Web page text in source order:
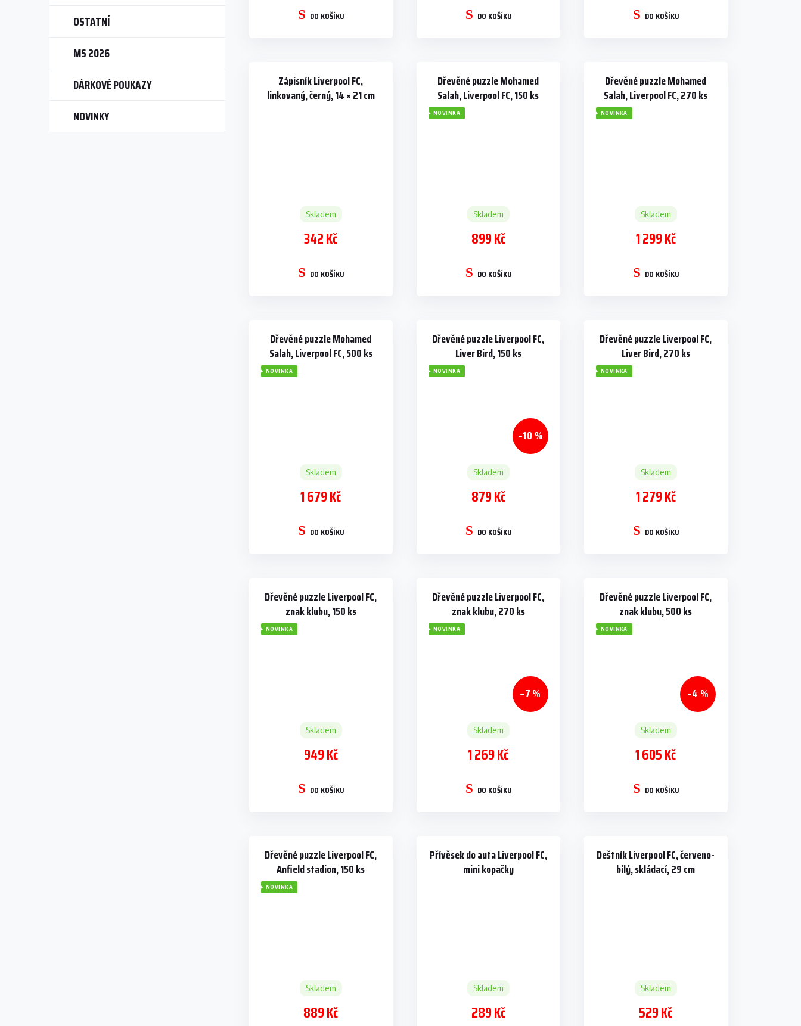
OSTATNÍ
MS 2026
DÁRKOVÉ POUKAZY
NOVINKY
DO KOŠÍKU DO KOŠÍKU DO KOŠÍKU
Zápisník Liverpool FC,
linkovaný, černý, 14 × 21 cm
Skladem
342 Kč
DO KOŠÍKU
Dřevěné puzzle Mohamed
Salah, Liverpool FC, 150 ks
NOVINKA
Skladem
899 Kč
DO KOŠÍKU
Dřevěné puzzle Mohamed
Salah, Liverpool FC, 270 ks
NOVINKA
Skladem
1 299 Kč
DO KOŠÍKU
Dřevěné puzzle Mohamed
Salah, Liverpool FC, 500 ks
NOVINKA
Skladem
1 679 Kč
DO KOŠÍKU
Dřevěné puzzle Liverpool FC,
Liver Bird, 150 ks
NOVINKA
–10 %
Skladem
879 Kč
DO KOŠÍKU
Dřevěné puzzle Liverpool FC,
Liver Bird, 270 ks
NOVINKA
Skladem
1 279 Kč
DO KOŠÍKU
Dřevěné puzzle Liverpool FC,
znak klubu, 150 ks
NOVINKA
Skladem
949 Kč
DO KOŠÍKU
Dřevěné puzzle Liverpool FC,
znak klubu, 270 ks
NOVINKA
–7 %
Skladem
1 269 Kč
DO KOŠÍKU
Dřevěné puzzle Liverpool FC,
znak klubu, 500 ks
NOVINKA
–4 %
Skladem
1 605 Kč
DO KOŠÍKU
Dřevěné puzzle Liverpool FC,
Anfield stadion, 150 ks
NOVINKA
Skladem
889 Kč
Přívěsek do auta Liverpool FC,
mini kopačky
Skladem
289 Kč
Deštník Liverpool FC, červeno-
bílý, skládací, 29 cm
Skladem
529 Kč